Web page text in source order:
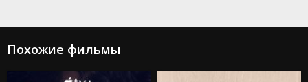
Ловушка
Подземелья и драконы: Честь среди воров
Каратэ-пацан: Легенды
Трансформеры: Восхождение Звероботов
Похожие фильмы